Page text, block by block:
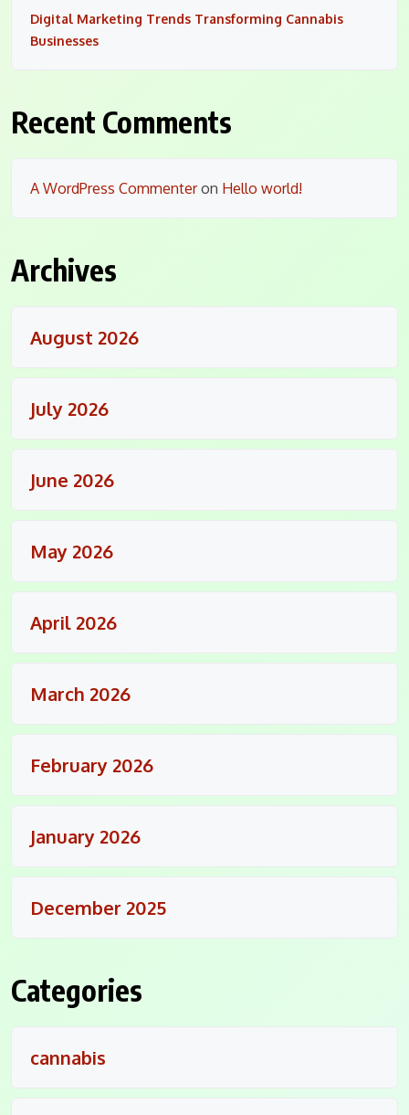
Digital Marketing Trends Transforming Cannabis
Businesses
Recent Comments
A WordPress Commenteron Hello world!
Archives
August 2026
July 2026
June 2026
May 2026
April 2026
March 2026
February 2026
January 2026
December 2025
Categories
cannabis